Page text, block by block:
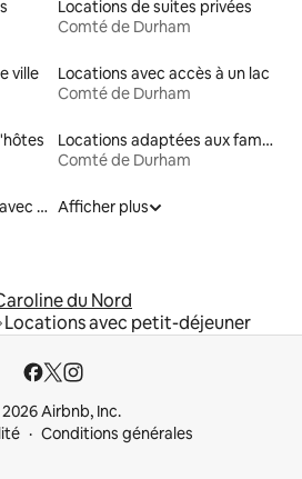
Locations de suites privées
Comté de Durham
ville
Locations avec accès à un lac
Comté de Durham
Locations adaptées aux familles
Comté de Durham
Locations de vacances avec piscine Afficher plus
du Nord
Locations avec petit-déjeuner
Airbnb, Inc.
Conditions générales